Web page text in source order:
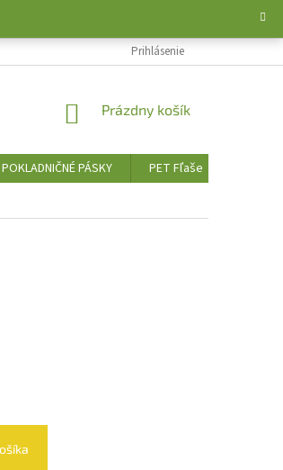
Prihlásenie
NÁKUPNÝ
Prázdny košík
POKLADNIČNÉ PÁSKY PET Fľaše